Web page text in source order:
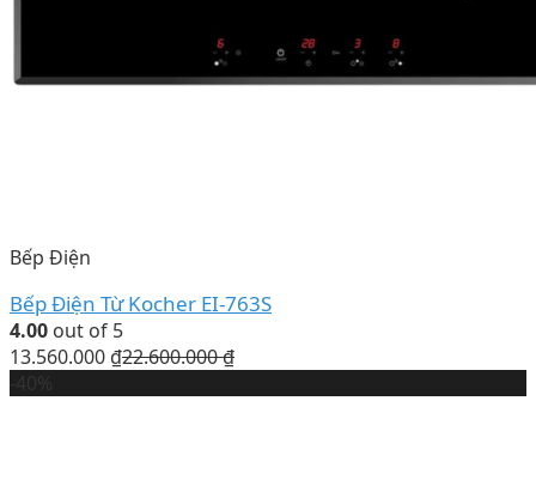
Bếp Điện
Bếp Điện Từ Kocher EI-763S
4.00 out of 5
13.560.000 ₫22.600.000₫